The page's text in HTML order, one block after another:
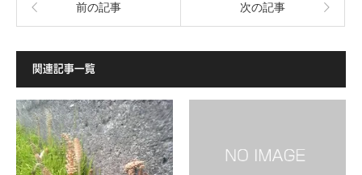
前の記事 次の記事
関連記事一覧